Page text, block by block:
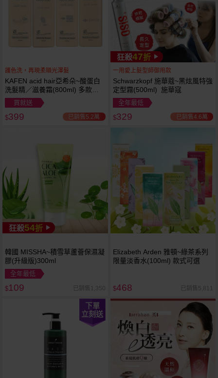
護色洗，再現柔順光澤髮
KAFEN acid hair亞希朵~酸蛋白
洗髮精／滋養霜(800ml) 多款可
選
買就送
$399 已銷售5.2萬
狂殺47折
一用愛上髮型師御用款
Schwarzkopf 施華蔻~黑炫風特強
定型霧(500ml) 施華寇
全年最低
$329 已銷售4.6萬
狂殺54折
韓國 MISSHA~積雪草蘆薈保濕凝
膠(升級版)300ml
全年最低
$109 已銷售1,350
Elizabeth Arden 雅頓~綠茶系列
限量淡香水(100ml) 款式可選
$468 已銷售5,811
下單
立刻送